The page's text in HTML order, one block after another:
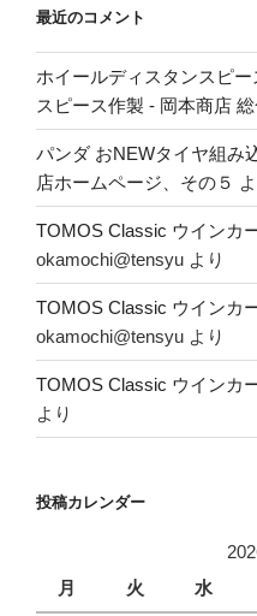
最近のコメント
ホイールディスタンスピー
スピース作製 - 岡本商店
パンダ おNEWタイヤ組み
店ホームページ、その５
TOMOS Classic ウインカ
okamochi@tensyu より
TOMOS Classic ウインカ
okamochi@tensyu より
TOMOS Classic ウインカ
より
投稿カレンダー
月
火 水